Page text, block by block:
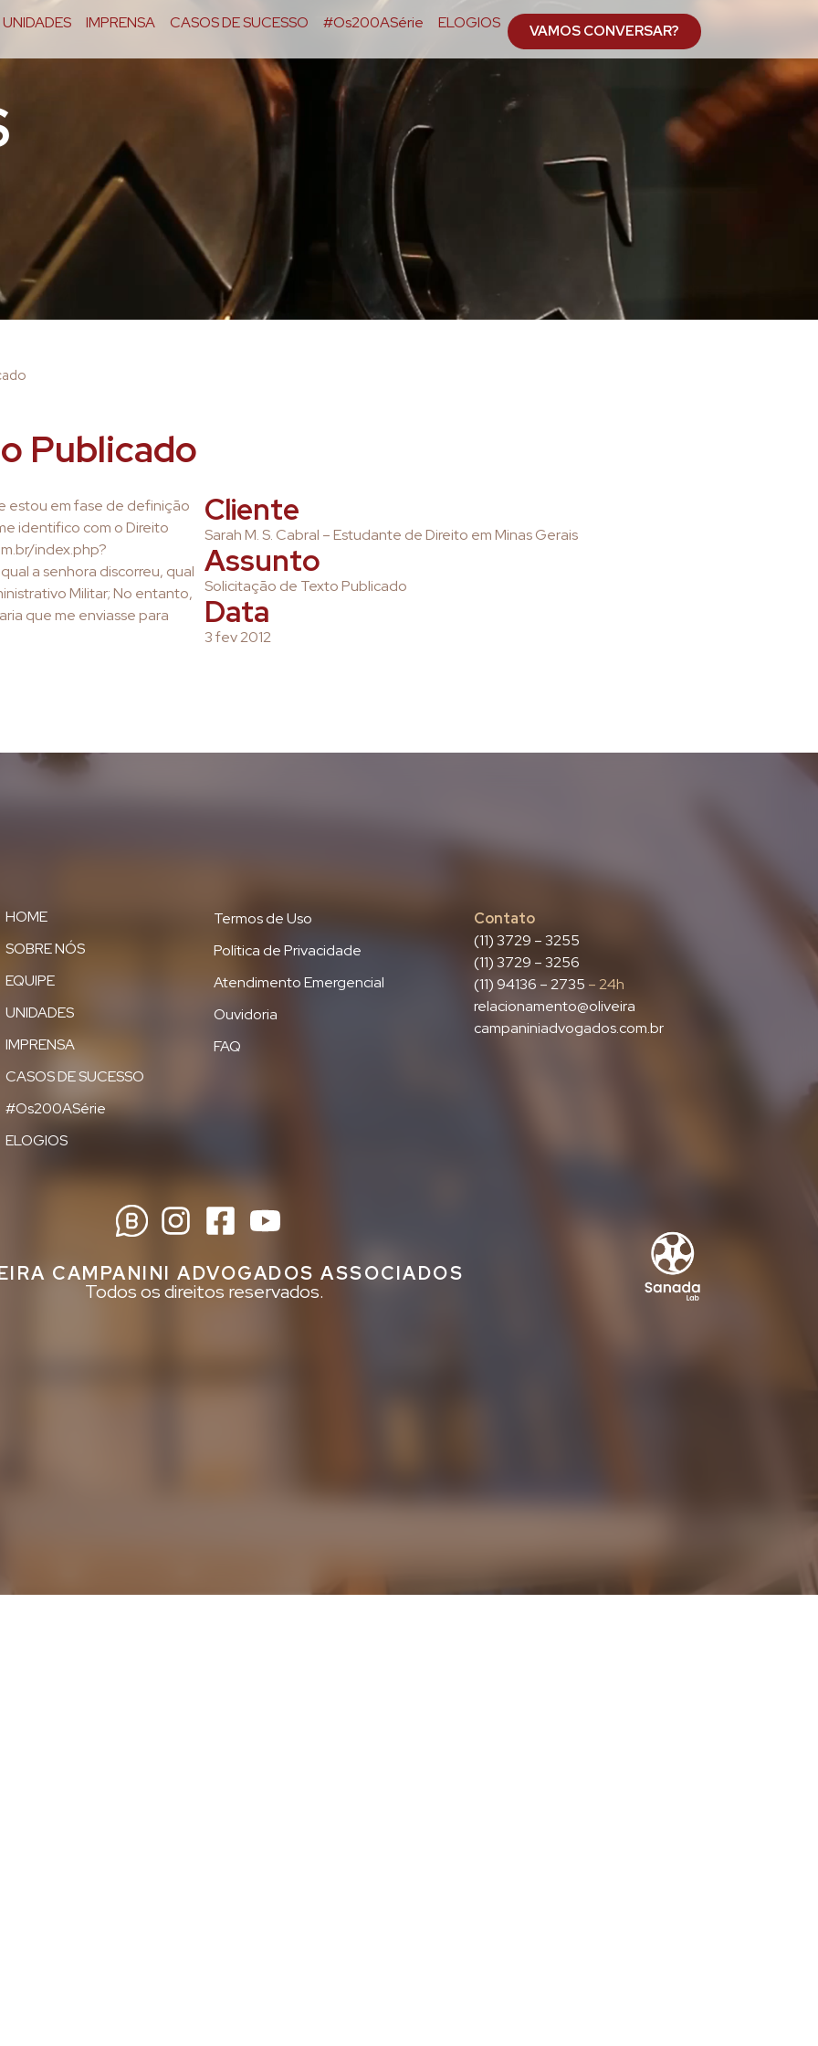
UNIDADES IMPRENSA CASOS DE SUCESSO #Os200ASérie ELOGIOS VAMOS CONVERSAR?
Publicado
e estou em fase de definição
identifico com o Direito
index.php?
a senhora discorreu, qual
Militar; No entanto,
que me enviasse para
Cliente
Sarah M. S. Cabral – Estudante de Direito em Minas Gerais
Assunto
Solicitação de Texto Publicado
Data
3 fev 2012
HOME
SOBRE NÓS
EQUIPE
UNIDADES
IMPRENSA
CASOS DE SUCESSO
#Os200ASérie
ELOGIOS
Termos de Uso
Política de Privacidade
Atendimento Emergencial
Ouvidoria
FAQ
Contato
(11) 3729 – 3255
(11) 3729 – 3256
(11) 94136 – 2735 – 24h
relacionamento@oliveira
campaniniadvogados.com.br
CAMPANINI ADVOGADOS ASSOCIADOS
Todos os direitos reservados.